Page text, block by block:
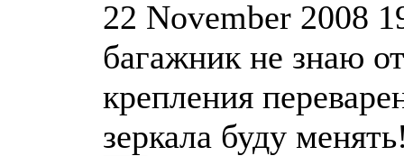
22 November 2008
багажник не знаю
крепления
зеркала буду